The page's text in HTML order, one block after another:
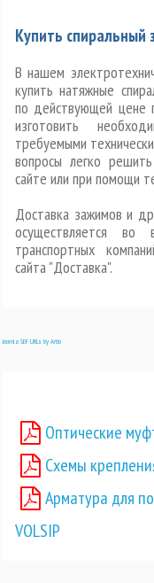
Купить
В нашем
купить натяжные
по действующей цене
изготовить
требуемыми
вопросы легко
сайте или при помощи
Доставка зажимов и
осуществляется во
транспортных
сайта "Доставка".
Joomla SEF URLs by Artio
Оптические
Схемы
Арматура для
VOLSIP